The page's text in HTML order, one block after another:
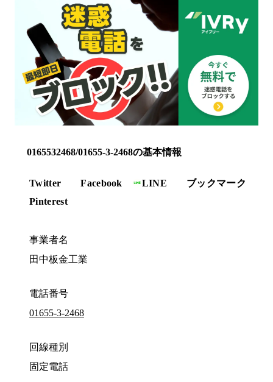
0165532468/01655-3-2468の基本情報
Twitter Facebook LINE
ブックマーク
Pinterest
事業者名
田中板金工業
電話番号
01655-3-2468
回線種別
固定電話